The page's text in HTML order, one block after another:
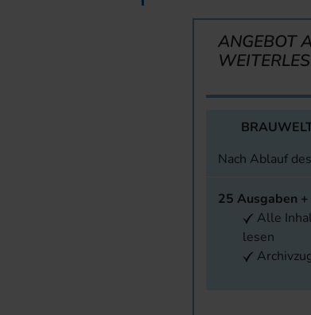
ANGEBOT
Nach Ablauf
25 Ausgaben
Alle
lesen